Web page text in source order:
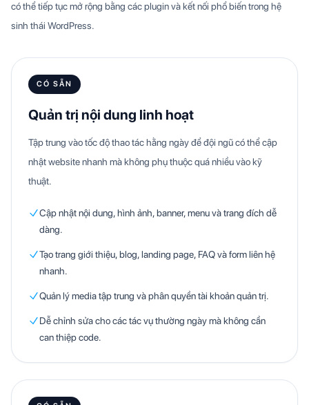
có thể tiếp tục mở rộng bằng các plugin và kết nối phổ biến trong hệ
sinh thái WordPress.
CÓ SẴN
Quản trị nội dung linh hoạt
Tập trung vào tốc độ thao tác hằng ngày để đội ngũ có thể cập
nhật website nhanh mà không phụ thuộc quá nhiều vào kỹ
thuật.
Cập nhật nội dung, hình ảnh, banner, menu và trang đích dễ
dàng.
Tạo trang giới thiệu, blog, landing page, FAQ và form liên hệ
nhanh.
Quản lý media tập trung và phân quyền tài khoản quản trị.
Dễ chỉnh sửa cho các tác vụ thường ngày mà không cần
can thiệp code.